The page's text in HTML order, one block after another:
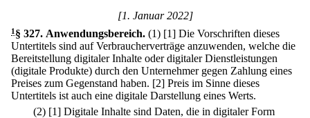
[1. Januar 2022]
1 § 327. Anwendungsbereich. (1) [1] Die Vorschriften dieses
Untertitels sind auf Verbraucherverträge anzuwenden, welche die
Bereitstellung digitaler Inhalte oder digitaler Dienstleistungen
(digitale Produkte) durch den Unternehmer gegen Zahlung eines
Preises zum Gegenstand haben. [2] Preis im Sinne dieses
Untertitels ist auch eine digitale Darstellung eines Werts.
(2) [1] Digitale Inhalte sind Daten, die in digitaler Form